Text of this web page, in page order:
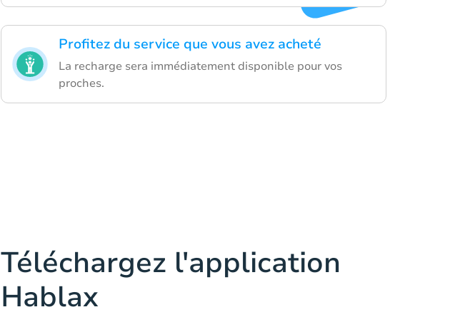
Profitez du service que vous avez acheté
La recharge sera immédiatement disponible pour vos
proches.
Téléchargez l'application
Hablax